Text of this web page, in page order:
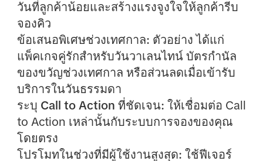
วันที่ลูกค้าน้อยและสร้างแรงจูงใจให้ลูกค้ารีบ
จองคิว
ข้อเสนอพิเศษช่วงเทศกาล: ตัวอย่าง ได้แก่
แพ็คเกจคู่รักสำหรับวันวาเลนไทน์ บัตรกำนัล
ของขวัญช่วงเทศกาล หรือส่วนลดเมื่อเข้ารับ
บริการในวันธรรมดา
ระบุ Call to Action ที่ชัดเจน: ให้เชื่อมต่อ Call
to Action เหล่านั้นกับระบบการจองของคุณ
โดยตรง
โปรโมทในช่วงที่มีผู้ใช้งานสูงสุด: ใช้ฟีเจอร์